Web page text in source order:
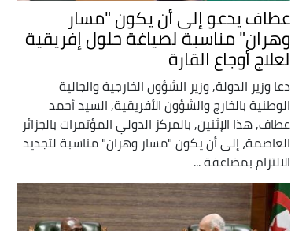
عطاف يدعو إلى أن يكون "مسار
وهران" مناسبة لصياغة حلول إفريقية
لعلاج أوجاع القارة
دعا وزير الدولة, وزير الشؤون الخارجية والجالية
الوطنية بالخارج والشؤون الأفريقية, السيد أحمد
عطاف, هذا الإثنين, بالمركز الدولي المؤتمرات بالجزائر
العاصمة، إلى أن يكون "مسار وهران" مناسبة لتجديد
الالتزام بمضاعفة ...